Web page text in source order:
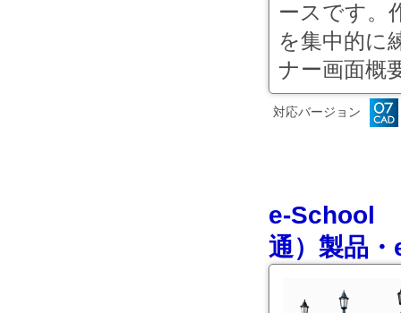
ースです。
を集中的に
ナー画面概
対応バージョン
e-School
通）製品